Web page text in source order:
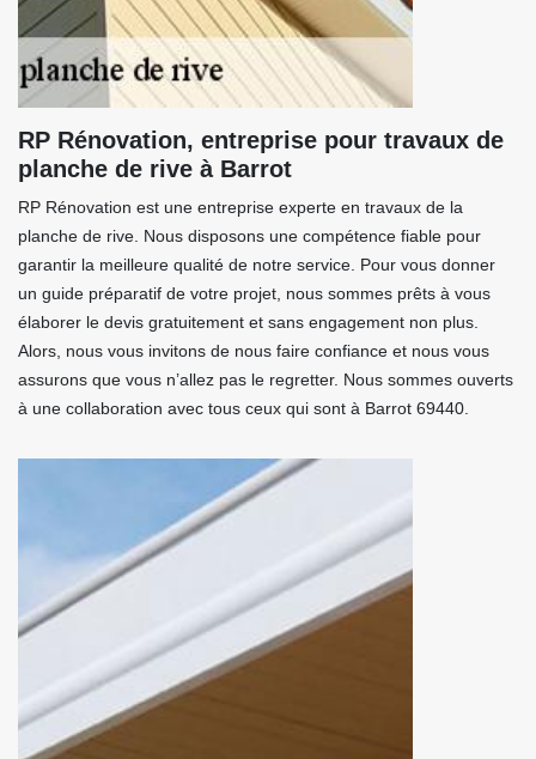
RP Rénovation, entreprise pour travaux de
planche de rive à Barrot
RP Rénovation est une entreprise experte en travaux de la
planche de rive. Nous disposons une compétence fiable pour
garantir la meilleure qualité de notre service. Pour vous donner
un guide préparatif de votre projet, nous sommes prêts à vous
élaborer le devis gratuitement et sans engagement non plus.
Alors, nous vous invitons de nous faire confiance et nous vous
assurons que vous n’allez pas le regretter. Nous sommes ouverts
à une collaboration avec tous ceux qui sont à Barrot 69440.